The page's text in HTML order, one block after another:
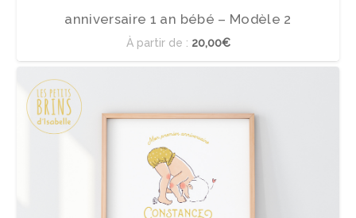
anniversaire 1 an bébé – Modèle 2
À partir de : 20,00€